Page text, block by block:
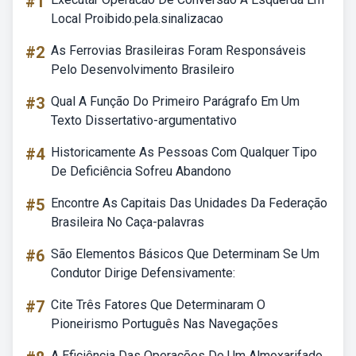
Local Proibido.pela.sinalizacao
#2 As Ferrovias Brasileiras Foram Responsáveis
Pelo Desenvolvimento Brasileiro
#3 Qual A Função Do Primeiro Parágrafo Em Um
Texto Dissertativo-argumentativo
#4 Historicamente As Pessoas Com Qualquer Tipo
De Deficiência Sofreu Abandono
#5 Encontre As Capitais Das Unidades Da Federação
Brasileira No Caça-palavras
#6 São Elementos Básicos Que Determinam Se Um
Condutor Dirige Defensivamente:
#7 Cite Três Fatores Que Determinaram O
Pioneirismo Português Nas Navegações